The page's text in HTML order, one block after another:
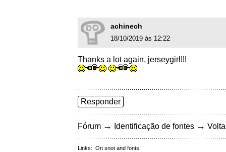
achinech
18/10/2019 às 12:22
Thanks a lot again, jerseygirl!!!
Responder
Fórum → Identificação de fontes →
Links: On snot and fonts